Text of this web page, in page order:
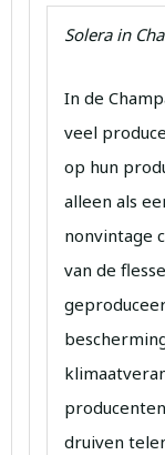
Solera in
In de
veel
op hun
alleen als
nonvintage
van de
druiven